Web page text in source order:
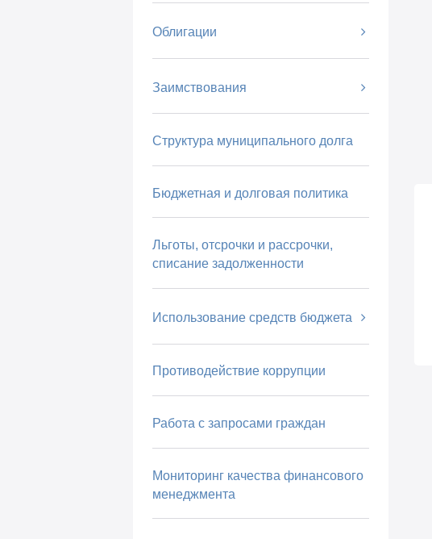
Облигации
Заимствования
Структура муниципального долга
Бюджетная и долговая политика
Льготы, отсрочки и рассрочки,
списание задолженности
Использование средств бюджета
Противодействие коррупции
Работа с запросами граждан
Мониторинг качества финансового
менеджмента